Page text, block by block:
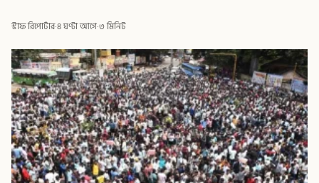
স্টাফ রিপোর্টার·৪ ঘণ্টা আগে·৩ মিনিট